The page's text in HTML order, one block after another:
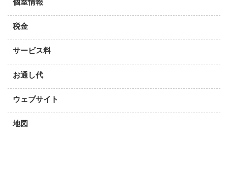
個室情報
税金
サービス料
お通し代
ウェブサイト
地図